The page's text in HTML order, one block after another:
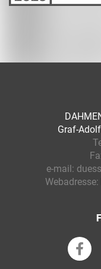
Graf-
e-mail:
Webadresse: